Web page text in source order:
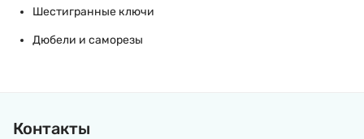
Шестигранные ключи
Дюбели и саморезы
Контакты